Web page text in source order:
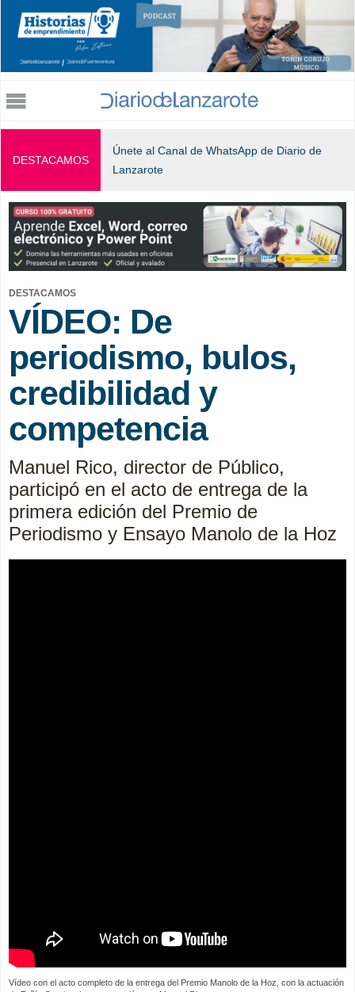
Jump to navigation
DESTACAMOS
Únete al Canal de WhatsApp de Diario de
Lanzarote
DESTACAMOS
VÍDEO: De
periodismo, bulos,
credibilidad y
competencia
Manuel Rico, director de Público,
participó en el acto de entrega de la
primera edición del Premio de
Periodismo y Ensayo Manolo de la Hoz
Vídeo con el acto completo de la entrega del Premio Manolo de la Hoz, con la actuación